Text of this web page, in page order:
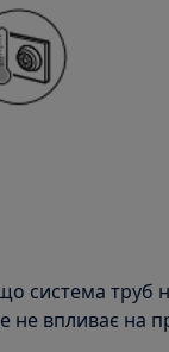
система труб
не впливає на